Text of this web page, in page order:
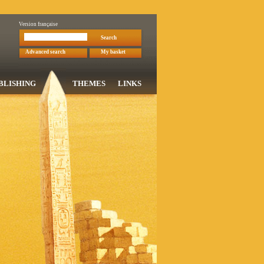
Version française
Search
Advanced search My basket
THEMES LINKS